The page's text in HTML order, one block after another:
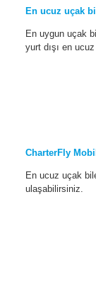
En ucuz uçak
En uygun uçak
yurt dışı en
CharterFly
En ucuz uçak
ulaşabilirsiniz.